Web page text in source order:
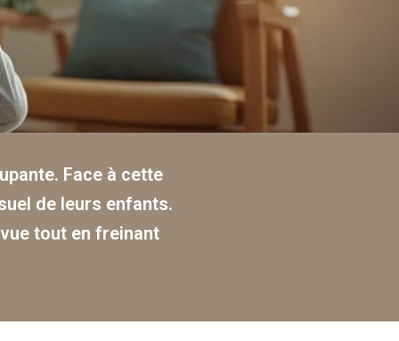
Face à cette
de leurs enfants.
tout en freinant